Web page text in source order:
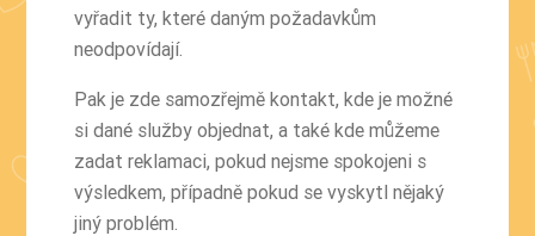
vyřadit ty, které daným požadavkům
neodpovídají.
Pak je zde samozřejmě kontakt, kde je možné
si dané služby objednat, a také kde můžeme
zadat reklamaci, pokud nejsme spokojeni s
výsledkem, případně pokud se vyskytl nějaký
jiný problém.